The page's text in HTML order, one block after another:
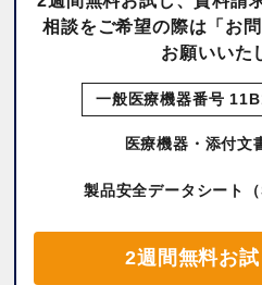
相談をご希望の際は「お
お願いいた
一般医療機器番号
医療機器・添付文
製品安全データシート
2週間無料お